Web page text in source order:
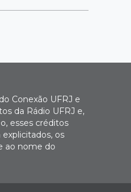
Conexão UFRJ e
da Rádio UFRJ e,
esses créditos
os
ao nome do